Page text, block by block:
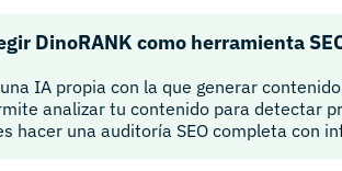
DinoRANK como herramienta
IA propia con la que generar contenido
analizar tu contenido para detectar
hacer una auditoría SEO completa con